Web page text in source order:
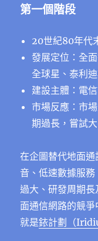
第一個階段
20世紀80年代
發展定位：全
全球星、泰利
建設主體：電
市場反應：市
期過長，嘗試
在企圖替代地面
音、低速數據服
過大、研發周期
面通信網路的競
就是銥計劃（